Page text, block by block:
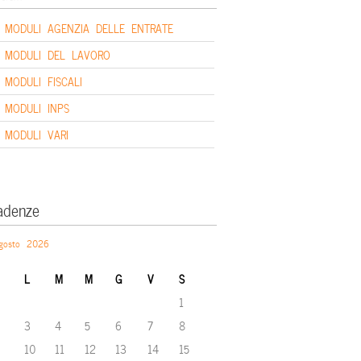
MODULI AGENZIA DELLE ENTRATE
MODULI DEL LAVORO
MODULI FISCALI
MODULI INPS
MODULI VARI
2026
L M M G V S
1
3 4 5 6 7
8
10 11 12 13 14
15